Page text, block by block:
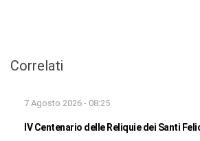
Correlati
7 Agosto 2026 - 08:25
IV Centenario delle Reliquie dei Santi